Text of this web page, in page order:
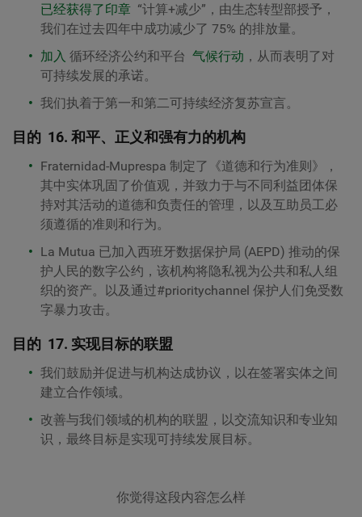
已经获得了印章 “计算+减少” ，由生态转型部授予，
我们在过去四年中成功减少了 75% 的排放量。
加入 循环经济公约和平台 气候行动 ，从而表明了对
可持续发展的承诺。
我们执着于第一和第二可持续经济复苏宣言。
目的 16. 和平、正义和强有力的机构
Fraternidad-Muprespa 制定了《道德和行为准则》，
其中实体巩固了价值观，并致力于与不同利益团体保
持对其活动的道德和负责任的管理，以及互助员工必
须遵循的准则和行为。
La Mutua 已加入西班牙数据保护局 (AEPD) 推动的保
护人民的数字公约，该机构将隐私视为公共和私人组
织的资产。以及通过#prioritychannel 保护人们免受数
字暴力攻击。
目的 17. 实现目标的联盟
我们鼓励并促进与机构达成协议，以在签署实体之间
建立合作领域。
改善与我们领域的机构的联盟，以交流知识和专业知
识，最终目标是实现可持续发展目标。
你觉得这段内容怎么样